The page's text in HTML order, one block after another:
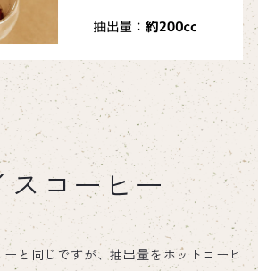
スコーヒー
と同じですが、抽出量をホットコーヒ